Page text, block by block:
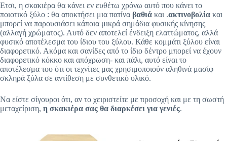
Ετσι, η σκακιέρα θα κάνει εν ευθέτω χρόνω αυτό που κάνει το
ποιοτικό ξύλο : θα αποκτήσει μια πατίνα βαθιά και .ακτινοβολία και
μπορεί να παρουσιάσει κάποια μικρά σημάδια φυσικής κίνησης
(αλλαγή χρώματος). Αυτό δεν αποτελεί ένδειξη ελαττώματος, αλλά
φυσικό αποτέλεσμα του ίδιου του ξύλου. Κάθε κομμάτι ξύλου είναι
διαφορετικό. Ακόμα και σανίδες από το ίδιο δέντρο μπορεί να έχουν
διαφορετικό κόκκο και απόχρωση- και πάλι, αυτό είναι το
αποτέλεσμα του ότι οι τεχνίτες μας χρησιμοποιούν αληθινά μασίφ
σκληρά ξύλα σε αντίθεση με συνθετικό υλικό.
Να είστε σίγουροι ότι, αν το χειριστείτε με προσοχή και με τη σωστή
μεταχείριση, η σκακιέρα σας θα διαρκέσει για γενιές.